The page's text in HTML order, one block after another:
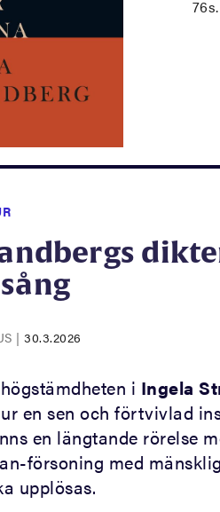
76s.
| 30.3.2026
i Ingela
en sen och förtvivlad
en längtande rörelse
försoning med
upplösas.